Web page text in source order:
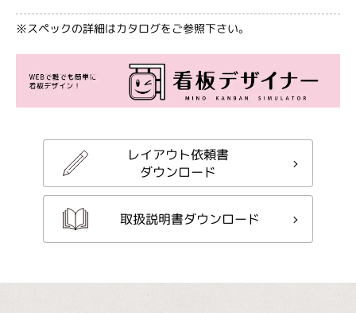
※スペックの詳細はカタログをご参照下さい。
レイアウト依頼書
ダウンロード
取扱説明書ダウンロード